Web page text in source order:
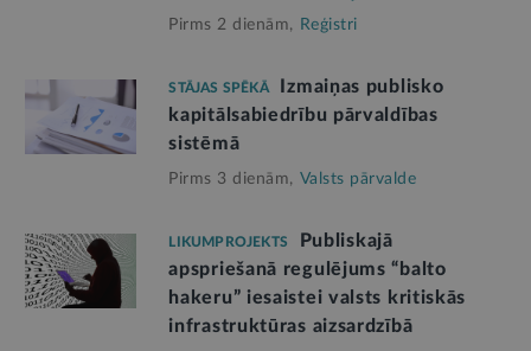
Pirms 2 dienām, Reģistri
STĀJAS SPĒKĀ
Izmaiņas publisko
kapitālsabiedrību pārvaldības
sistēmā
Pirms 3 dienām, Valsts pārvalde
LIKUMPROJEKTS
Publiskajā
apspriešanā regulējums “balto
hakeru” iesaistei valsts kritiskās
infrastruktūras aizsardzībā